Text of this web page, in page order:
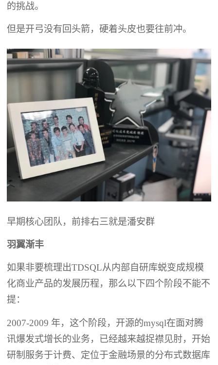
的挑战。
但是开弓没有回头箭，硬着头皮也要往前冲。
早期核心团队，前排右三就是潘安群
羽翼渐丰
如果非要梳理出TDSQL从内部自研库蜕变成规模
化商业产品的发展历程，那么以下四个阶段不能不
提：
2007-2009 年，这个阶段，开源的mysql在面对腾
讯爆发式增长的业务，已经越来越捉襟见肘，开始
研制服务于计费、定位于金融场景的分布式数据库